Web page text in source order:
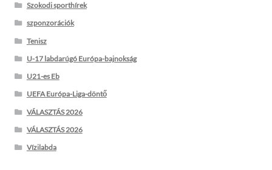
Szokodi sporthírek
szponzorációk
Tenisz
U-17 labdarúgó Európa-bajnokság
U21-es Eb
UEFA Európa-Liga-döntő
VÁLASZTÁS 2026
VÁLASZTÁS 2026
Vízilabda